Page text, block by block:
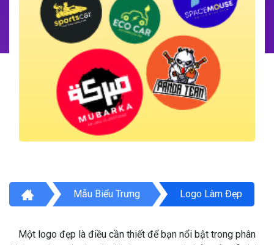
Mẫu Biểu Trưng Logo Làm Đẹp
Một logo đẹp là điều cần thiết để bạn nổi bật trong phân